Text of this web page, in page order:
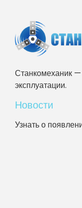
Станкомеханик
эксплуатации.
Новости
Узнать о